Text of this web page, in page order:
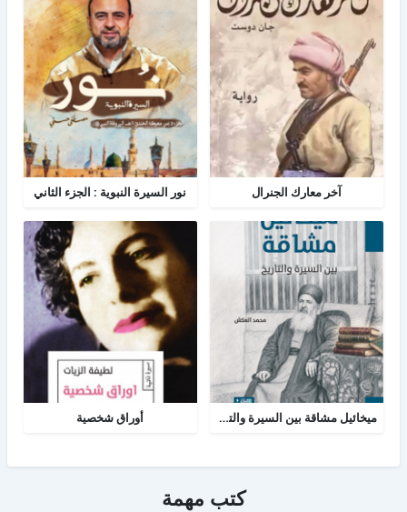
آخر معارك الجنرال نور السيرة النبوية : الجزء الثاني
ميخائيل مشاقة بين السيرة والتاريخ أوراق شخصية
كتب مهمة